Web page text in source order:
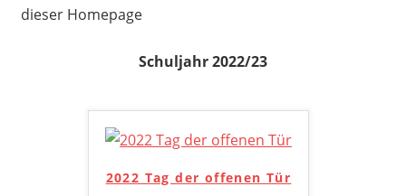
dieser Homepage
Schuljahr 2022/23
2022 Tag der offenen Tür